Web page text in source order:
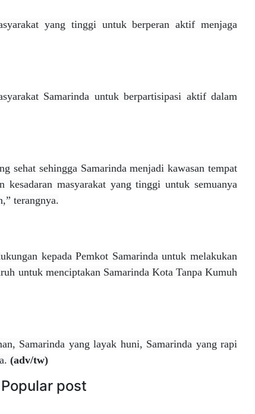
yang tinggi untuk berperan aktif menjaga
Samarinda untuk berpartisipasi aktif dalam
sehat sehingga Samarinda menjadi kawasan tempat
masyarakat yang tinggi untuk semuanya
terangnya.
kepada Pemkot Samarinda untuk melakukan
untuk menciptakan Samarinda Kota Tanpa Kumuh
Samarinda yang layak huni, Samarinda yang rapi
(adv/tw)
Popular post